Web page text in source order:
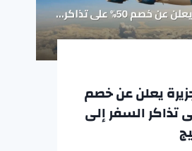
يعلن عن خصم
تذاكر السفر إلى